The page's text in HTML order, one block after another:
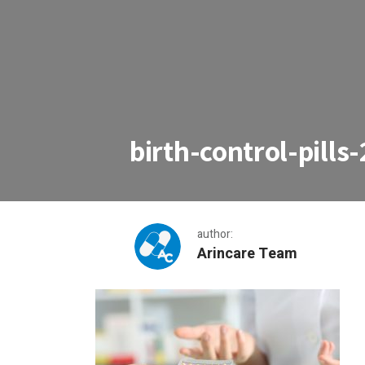
birth-control-
author:
Arincare Team
birth-control-pills-2